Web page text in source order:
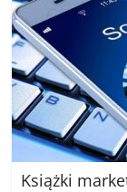
Książki